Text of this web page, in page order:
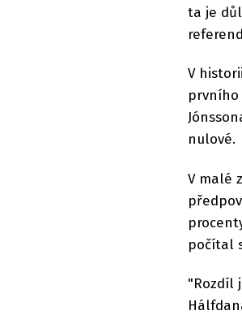
ta je
V
prvního
nulové.
V malé
počítal
"Rozdíl